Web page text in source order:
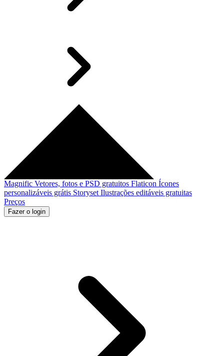
Magnific Vetores, fotos e PSD gratuitos Flaticon Ícones
personalizáveis grátis Storyset Ilustrações editáveis gratuitas
Preços
Fazer o login